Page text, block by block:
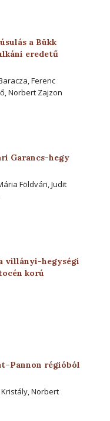
a Bükk
eredetű
Ferenc
Norbert Zajzon
Garancs-hegy
Földvári, Judit
villányi-hegységi
korú
régióból
Norbert